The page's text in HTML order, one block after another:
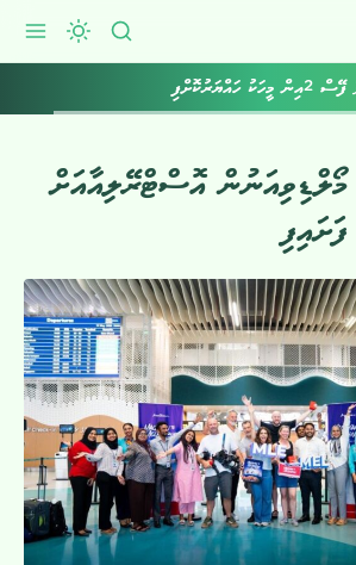
މޫސުން ގޯސް
މޯލްޑިވިއަނުން އޮސްޓްރޭލިއާއަށް